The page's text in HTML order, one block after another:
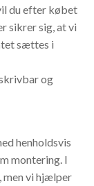
du efter købet
sikrer sig, at vi
sættes i
og
henholdsvis
montering. I
men vi hjælper